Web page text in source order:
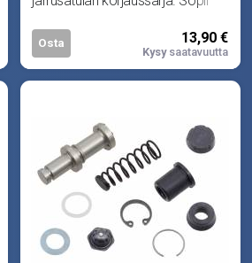
02-03, VN1600 Meanstreak 04,
Osta 13,90 €
Kysysaatavuutta